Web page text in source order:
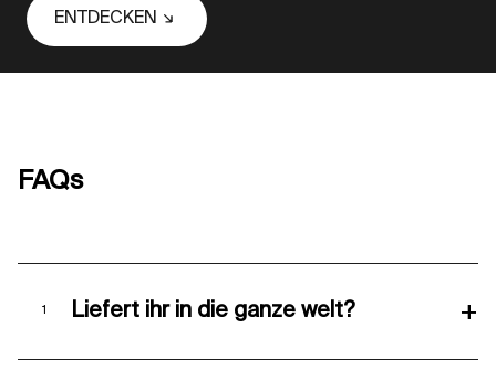
ENTDECKEN
FAQs
Liefert ihr in die ganze welt? +